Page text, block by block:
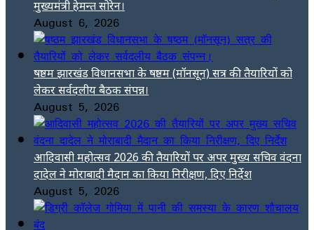
मुख्यमंत्री हेमन्त सोरेन।
August 6, 2026
षष्ठम झारखंड विधानसभा के षष्ठम (मॉनसून) सत्र की तैयारियों को
लेकर सर्वदलीय बैठक संपन्न।
August 5, 2026
आदिवासी महोत्सव 2026 की तैयारियों पर अपर मुख्य सचिव वंदना
दादेल ने मोराबादी मैदान का किया निरीक्षण, दिए निर्देश
August 5, 2026